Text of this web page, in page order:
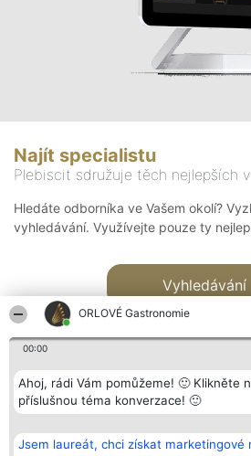
ORLOVÉ Gastronomie
00:00
Ahoj, rádi Vám pomůžeme! 🙂 Klikněte
příslušnou téma konverzace! 🙂
Jsem laureát, chci získat marketingové
Najít specialistu
Plebiscit sdružuje těch nejlepších
Hledáte odborníka ve Vašem okolí?
vyhledávání. Využívejte pouze ty
Vyhledávání
Bright Side Solutions sp. z o.
o. sp. k.
Vítězové
Seznam všech